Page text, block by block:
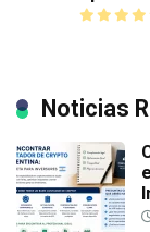
Noticias